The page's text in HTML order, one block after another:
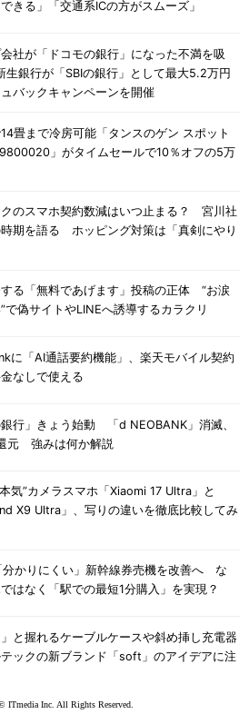
きる」「交通系ICの方がスムーズ」
社が「ドコモの銀行」になった不満を吸
銀行が「SBIの銀行」として最大5.2万円
バックキャンペーンを開催
畳まで冷房可能「タンスのゲン スポット
」がタイムセールで10％オフの5万
クのスマホ契約数減はいつ止まる？ 宮川社
期を語る ホッピング対策は「真剣にやり
る「無料であげます」投稿の正体 “お涙
で偽サイトやLINEへ誘導するカラクリ
に「AI通話要約機能」、楽天モバイル契約
なしで使える
銀行」きょう始動 「d NEOBANK」消滅、
元 強みは何か解説
気”カメラスマホ「Xiaomi 17 Ultra」と
X9 Ultra」、写りの違いを徹底比較してみ
分かりにくい」新幹線券売機を改善へ な
はなく「駅での最短1分購入」を実現？
」と握れるケーブルケースや斜め挿し充電器
ックの新ブランド「soft」のアイデアに注
ITmedia Inc. All Rights Reserved.